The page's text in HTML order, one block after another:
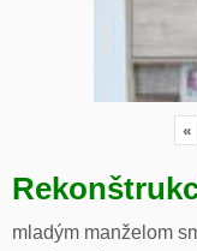
«
mladým manželom